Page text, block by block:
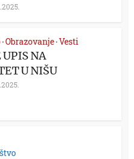
•Obrazovanje•Vesti
UPIS NA
U NIŠU